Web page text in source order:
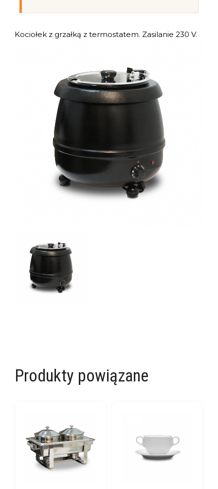
Kociołek z grzałką z termostatem. Zasilanie 230 V.
Produkty powiązane